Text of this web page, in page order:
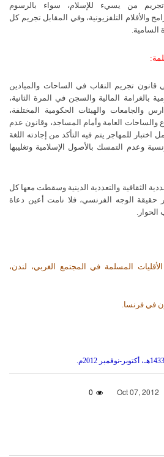
من يسيء للإسلام، سواء بالرسوم
والأفلام التلفزيونية، وفي المقابل تجريم كل
السامية.
تجريم النقاب في الساحات والميادين
بالغرامة المالية والسجن في المرة الثانية،
والجامعات والهيئات الحكومية المختلفة،
العامة وأمام المساجد، وقانون عدم
اختبار للمهاجر يتم فيه التأكد من إجادته اللغة
وعدم التمسك بالأصول الإسلامية وتغليبها
الثقافية والتعددية الدينية وسقطت معها كل
حقيقة الوجه الفرنسي، فلا نامت أعين دعاة
الحوار.
المسلمة في المجتمع الغربي، لندن،
0